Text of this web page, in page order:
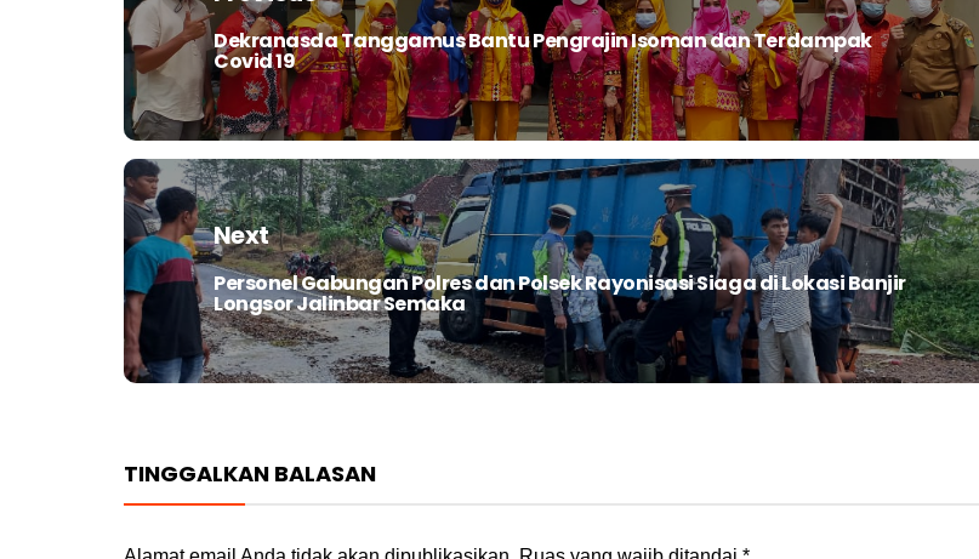
Previous
post:
Dekranasda Tanggamus Bantu Pengrajin Isoman dan Terdampak
Covid 19
Next
Next
post:
Personel Gabungan Polres dan Polsek Rayonisasi Siaga di Lokasi Banjir
Longsor Jalinbar Semaka
TINGGALKAN BALASAN